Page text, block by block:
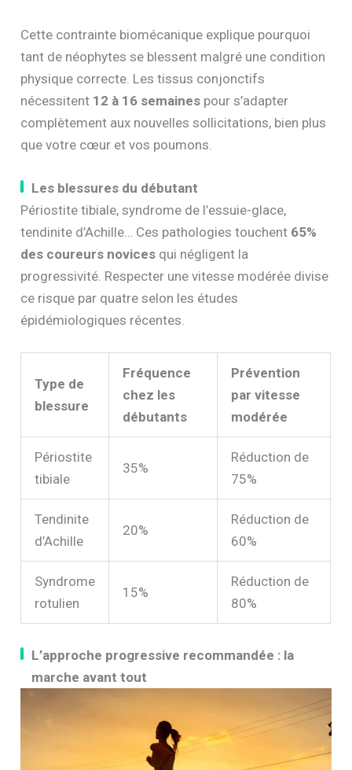
Cette contrainte biomécanique explique pourquoi
tant de néophytes se blessent malgré une condition
physique correcte. Les tissus conjonctifs
nécessitent 12 à 16 semaines pour s’adapter
complètement aux nouvelles sollicitations, bien plus
que votre cœur et vos poumons.
Les blessures du débutant
Périostite tibiale, syndrome de l’essuie-glace,
tendinite d’Achille… Ces pathologies touchent 65%
des coureurs novices qui négligent la
progressivité. Respecter une vitesse modérée divise
ce risque par quatre selon les études
épidémiologiques récentes.
Type de
blessure
Fréquence
chez les
débutants
Prévention
par vitesse
modérée
Périostite
tibiale
35%
Réduction de
75%
Tendinite
d’Achille
20%
Réduction de
60%
Syndrome
rotulien
15%
Réduction de
80%
L’approche progressive recommandée : la
marche avant tout